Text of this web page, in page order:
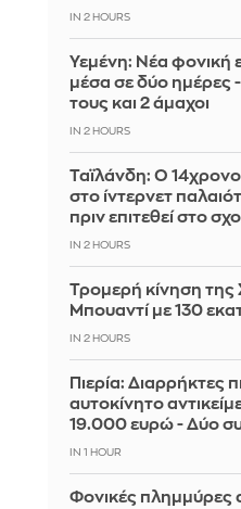
IN 2 HOURS
Υεμένη: Νέα φονική
μέσα σε δύο ημέρες
τους και 2 άμαχοι
IN 2 HOURS
Ταϊλάνδη: Ο
στο ίντερνετ
πριν επιτεθεί στο
IN 2 HOURS
Τρομερή κίνηση της
Μπουαντί με 130
IN 2 HOURS
Πιερία: Διαρρήκτες
αυτοκίνητο
19.000 ευρώ - Δύο
IN 1 HOUR
Φονικές πλημμύρες